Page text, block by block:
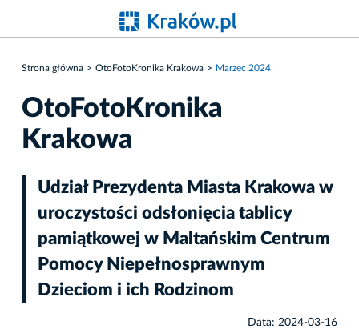
Strona główna OtoFotoKronika Krakowa Marzec 2024
OtoFotoKronika
Krakowa
Udział Prezydenta Miasta Krakowa w
uroczystości odsłonięcia tablicy
pamiątkowej w Maltańskim Centrum
Pomocy Niepełnosprawnym
Dzieciom i ich Rodzinom
Data: 2024-03-16